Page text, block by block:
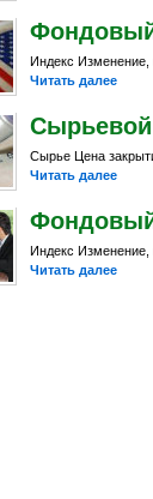
Фондовый
Индекс Изменение,
Читать далее
Сырьевой
Сырье Цена
Читать далее
Фондовый
Индекс Изменение,
Читать далее